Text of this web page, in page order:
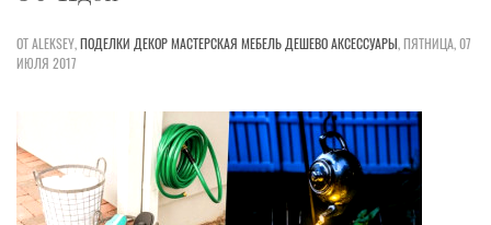
ОТ ALEKSEY,ПОДЕЛКИ ДЕКОРМАСТЕРСКАЯ МЕБЕЛЬ ДЕШЕВОАКСЕССУАРЫ,ПЯТНИЦА, 07
ИЮЛЯ 2017